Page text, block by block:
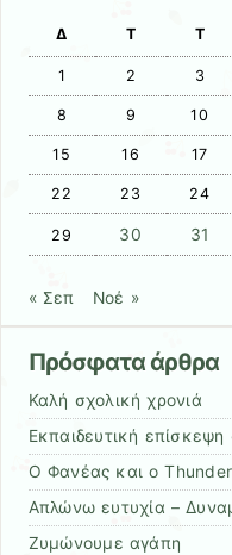
Δ Τ Τ
1 2 3
8 9 10
15 16 17
22 23 24
29 30 31
« Σεπ Νοέ »
Πρόσφατα άρθρα
Καλή σχολική χρονιά
Εκπαιδευτική
Ο Φανέας και ο
Απλώνω ευτυχία –
Ζυμώνουμε αγάπη